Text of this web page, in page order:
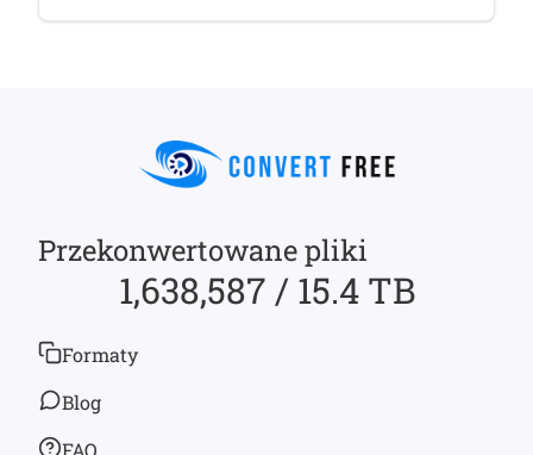
Przekonwertowane pliki
1,638,587 / 15.4 TB
Formaty
Blog
FAQ